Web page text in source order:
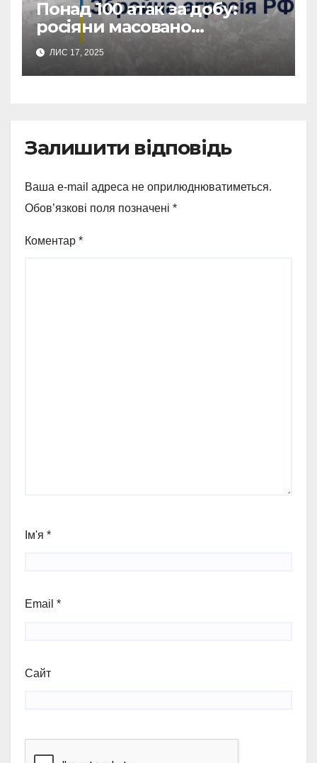
Понад 100 атак за добу:
росіяни масовано
обстріляли Сумщину
ЛИС 17, 2025
Залишити відповідь
Ваша e-mail адреса не оприлюднюватиметься.
Обов’язкові поля позначені *
Коментар *
Ім'я *
Email *
Сайт